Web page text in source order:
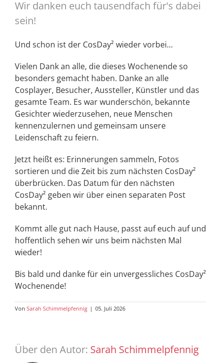
Wir danken euch tausendfach für's dabei
sein!
Und schon ist der CosDay² wieder vorbei…
Vielen Dank an alle, die dieses Wochenende so
besonders gemacht haben. Danke an alle
Cosplayer, Besucher, Aussteller, Künstler und das
gesamte Team. Es war wunderschön, bekannte
Gesichter wiederzusehen, neue Menschen
kennenzulernen und gemeinsam unsere
Leidenschaft zu feiern.
Jetzt heißt es: Erinnerungen sammeln, Fotos
sortieren und die Zeit bis zum nächsten CosDay²
überbrücken. Das Datum für den nächsten
CosDay² geben wir über einen separaten Post
bekannt.
Kommt alle gut nach Hause, passt auf euch auf und
hoffentlich sehen wir uns beim nächsten Mal
wieder!
Bis bald und danke für ein unvergessliches CosDay²
Wochenende!
Von Sarah Schimmelpfennig | 05. Juli 2026
Über den Autor: Sarah Schimmelpfennig